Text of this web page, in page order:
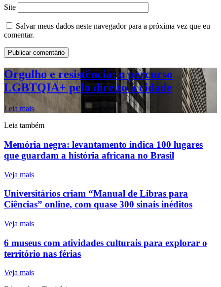
Site
Salvar meus dados neste navegador para a próxima vez que eu
comentar.
Orgulho e resistência: o percurso
LGBTQIA+ pelo direito à cidade
Leia mais
Leia também
Memória negra: levantamento indica 100 lugares
que guardam a história africana no Brasil
Veja mais
Universitários criam “Manual de Libras para
Ciências” online, com quase 300 sinais inéditos
Veja mais
6 museus com atividades culturais para explorar o
território nas férias
Veja mais